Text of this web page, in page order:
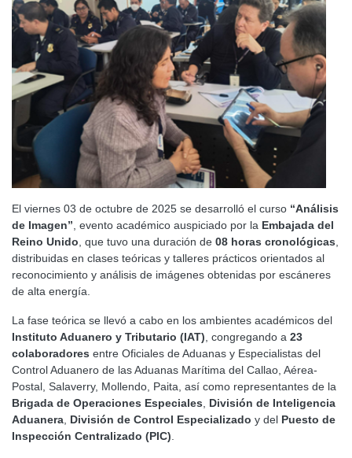
El viernes 03 de octubre de 2025 se desarrolló el curso “Análisis
de Imagen” , evento académico auspiciado por la Embajada del
Reino Unido , que tuvo una duración de 08 horas cronológicas
distribuidas en clases teóricas y talleres prácticos orientados al
reconocimiento y análisis de imágenes obtenidas por escáneres
de alta energía.
La fase teórica se llevó a cabo en los ambientes académicos del
Instituto Aduanero y Tributario (IAT) , congregando a 23
colaboradores entre Oficiales de Aduanas y Especialistas del
Control Aduanero de las Aduanas Marítima del Callao, Aérea-
Postal, Salaverry, Mollendo, Paita, así como representantes de la
Brigada de Operaciones Especiales
División de Inteligencia
Aduanera División de Control Especializado y del Puesto de
Inspección Centralizado (PIC)